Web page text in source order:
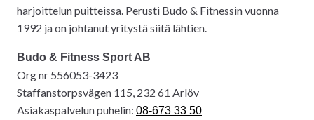
harjoittelun puitteissa. Perusti Budo & Fitnessin vuonna
1992 ja on johtanut yritystä siitä lähtien.
Budo & Fitness Sport AB
Org nr 556053-3423
Staffanstorpsvägen 115, 232 61 Arlöv
Asiakaspalvelun puhelin: 08-673 33 50